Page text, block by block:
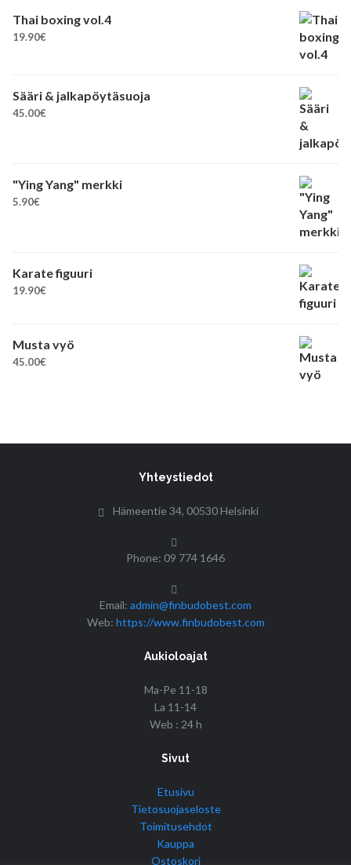
Thai boxing vol.4
19.90€
Sääri & jalkapöytäsuoja
45.00€
"Ying Yang" merkki
5.90€
Karate figuuri
19.90€
Musta vyö
45.00€
Yhteystiedot
Hämeentie 34, 00530 Helsinki
Phone: 09 774 1646
Email: admin@finbudobest.com
Web: https://www.finbudobest.com
Aukioloajat
Ma-Pe 11-18
La 11-14
Web : 24 h
Sivut
Etusivu
Tietosuojaseloste
Toimitusehdot
Kauppa
Ostoskori